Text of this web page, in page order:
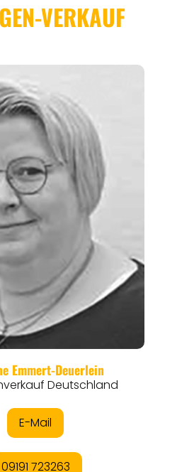
REGIONEN
ORTE
EVENTS
REISEFÜHRER
REISEMAGAZINE
THEMEN
ANGEBOTE